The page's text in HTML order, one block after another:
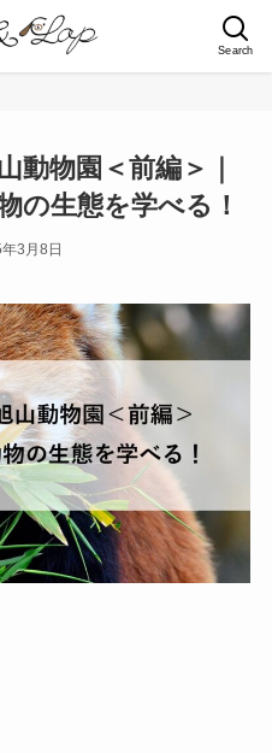
Search
動物園＜前編＞｜
の生態を学べる！
3月8日